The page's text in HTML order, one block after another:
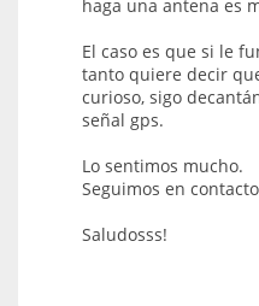
haga una antena es
El caso es que si le
tanto quiere decir
curioso, sigo
señal gps.
Lo sentimos mucho.
Seguimos en
Saludosss!